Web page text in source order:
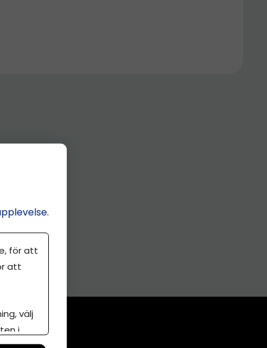
för att
att
välj
i